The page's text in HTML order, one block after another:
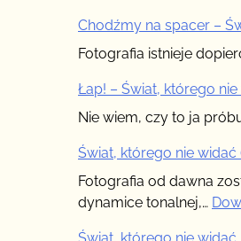
Chodźmy na spacer –
Fotografia istnieje
Łap! – Świat, którego nie
Nie wiem, czy to ja
Świat, którego nie widać
Fotografia od dawna
dynamice tonalnej,…